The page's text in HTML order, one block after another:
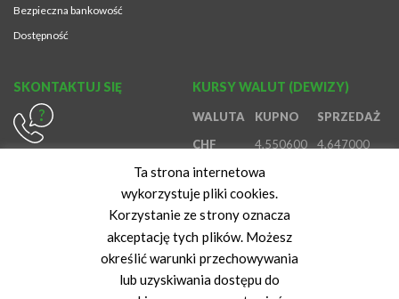
Bezpieczna bankowość
Dostępność
KURSY WALUT (DEWIZY)
WALUTA KUPNO
SPRZEDAŻ
CHF
4,550600
4,647000
EUR
4,191100
GBP
4,903100
Kurs z dnia: 10-08-2026 06:34:46
SKONTAKTUJ SIĘ
Ta strona internetowa
wykorzystuje pliki cookies.
Korzystanie ze strony oznacza
akceptację tych plików. Możesz
określić warunki przechowywania
lub uzyskiwania dostępu do